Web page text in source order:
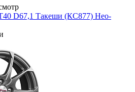
D67,1 Такеши (КС877) Нео-